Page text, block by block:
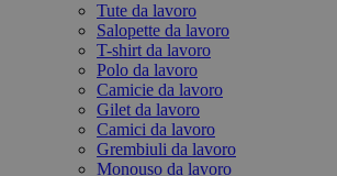
Tute da lavoro
Salopette da lavoro
T-shirt da lavoro
Polo da lavoro
Camicie da lavoro
Gilet da lavoro
Camici da lavoro
Grembiuli da lavoro
Monouso da lavoro